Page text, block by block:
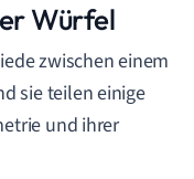
Würfel
zwischen einem
sie teilen einige
und ihrer